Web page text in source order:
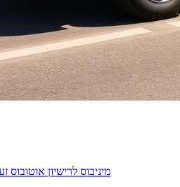
מיניבוס לרישיון אוטובוס